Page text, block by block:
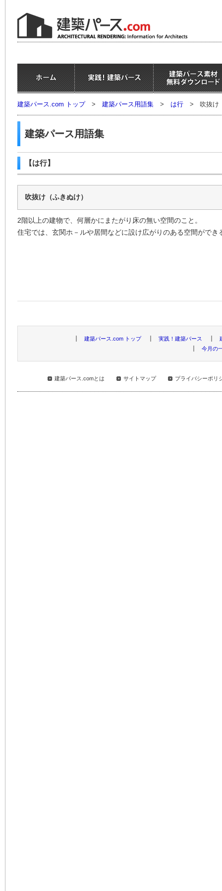
建築パース.com トップ > 建築パース用語集 > は行 > 吹抜け
建築パース用語集
【は行】
吹抜け（ふきぬけ）
2階以上の建物で、何層かにまたがり床の無い空間のこと。
住宅では、玄関ホ－ルや居間などに設け広がりのある空間ができ
建築パース.com トップ 実践！建築パース
今月の
建築パース.comとは サイトマップ プライバシーポリ